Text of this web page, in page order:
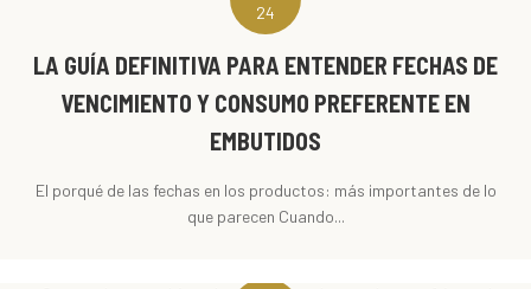
24
LA GUÍA DEFINITIVA PARA ENTENDER FECHAS DE
VENCIMIENTO Y CONSUMO PREFERENTE EN
EMBUTIDOS
El porqué de las fechas en los productos: más importantes de lo
que parecen Cuando...